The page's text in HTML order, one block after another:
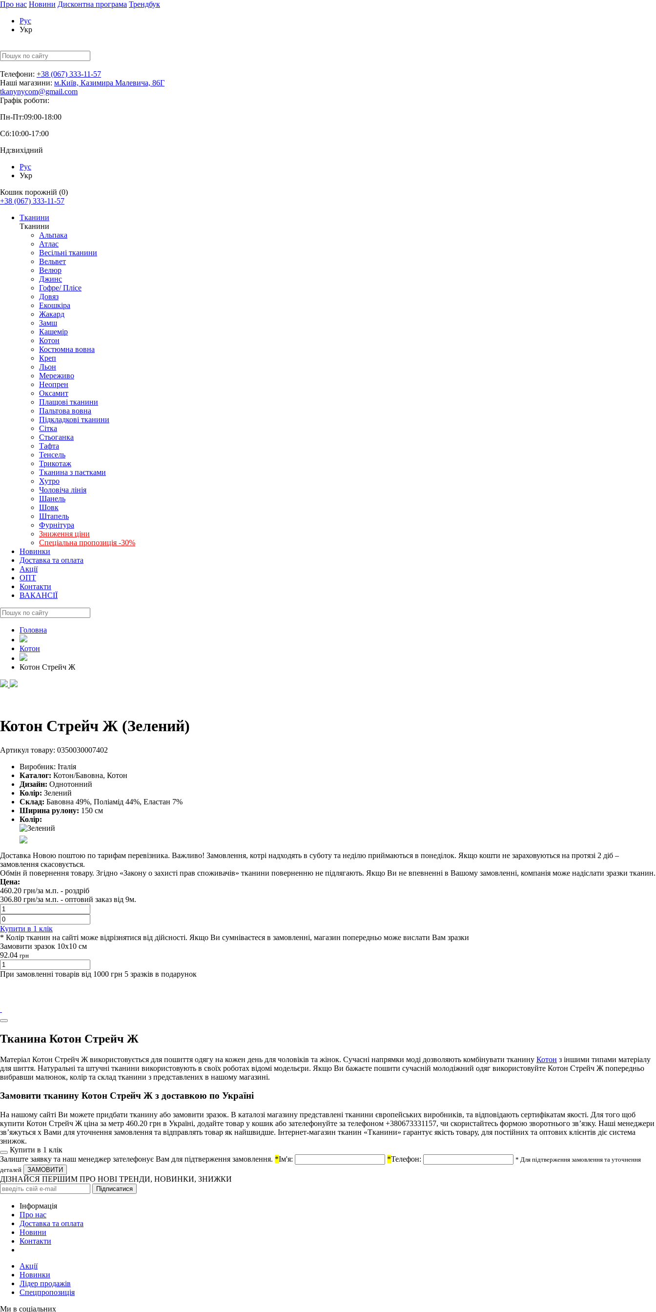
Про нас Новини Дисконтна програма Трендбук
Рус
Укр
Телефони: +38 (067) 333-11-57
Наші магазини: м.Київ, Казимира Малевича, 86Г
tkanynycom@gmail.com
Графік роботи:
Пн-Пт:09:00-18:00
Сб:10:00-17:00
Нд:вихідний
Рус
Укр
Кошик порожній (0)
+38 (067) 333-11-57
Тканини
Тканини
Альпака
Атлас
Весільні тканини
Вельвет
Велюр
Джинс
Гофре/ Плісе
Довяз
Екошкіра
Жакард
Замш
Кашемір
Котон
Костюмна вовна
Креп
Льон
Мереживо
Неопрен
Оксамит
Плащові тканини
Пальтова вовна
Підкладкові тканини
Сітка
Стьоганка
Тафта
Тенсель
Трикотаж
Тканина з паєтками
Хутро
Чоловіча лінія
Шанель
Шовк
Штапель
Фурнітура
Зниження ціни
Спеціальна пропозиція -30%
Новинки
Доставка та оплата
Акції
ОПТ
Контакти
ВАКАНСІЇ
Головна
Котон
Котон Стрейч Ж
Котон Стрейч Ж (Зелений)
Артикул товару: 0350030007402
Виробник: Італія
Каталог: Котон/Бавовна, Котон
Дизайн: Однотонний
Колір: Зелений
Склад: Бавовна 49%, Поліамід 44%, Еластан 7%
Ширина рулону: 150 см
Колір:
Доставка Новою поштою по тарифам перевізника. Важливо! Замовлення, котрі надходять в суботу та неділю приймаються в понеділок. Якщо кошти не зараховуються на протязі 2 діб –
замовлення скасовується.
Обмін й повернення товару. Згідно «Закону о захисті прав споживачів» тканини поверненню не підлягають. Якщо Ви не впевненні в Вашому замовленні, компанія може надіслати зразки тканин.
Цена:
460.20 грн/за м.п. - роздрiб
306.80 грн/за м.п. - оптовий заказ вiд 9м.
Купити в 1 клiк
* Колір тканин на сайті може відрізнятися від дійсності. Якщо Ви сумніваєтеся в замовленні, магазин попередньо може вислати Вам зразки
Замовити зразок 10х10 см
92.04 грн
При замовленні товарів від 1000 грн 5 зразків в подарунок
Тканина Котон Стрейч Ж
Матеріал Котон Стрейч Ж використовується для пошиття одягу на кожен день для чоловіків та жінок. Сучасні напрямки моді дозволяють комбінувати тканину Котон з іншими типами матеріалу
для шиття. Натуральні та штучні тканини використовують в своїх роботах відомі модельєри. Якщо Ви бажаєте пошити сучасній молодіжний одяг використовуйте Котон Стрейч Ж попередньо
вибравши малюнок, колір та склад тканини з представлених в нашому магазині.
Замовити тканину Котон Стрейч Ж з доставкою по Україні
На нашому сайті Ви можете придбати тканину або замовити зразок. В каталозі магазину представлені тканини європейських виробників, та відповідають сертифікатам якості. Для того щоб
купити Котон Стрейч Ж ціна за метр 460.20 грн в Україні, додайте товар у кошик або зателефонуйте за телефоном +380673331157, чи скористайтесь формою зворотнього зв’язку. Наші менеджери
зв’яжуться х Вами для уточнення замовлення та відправлять товар як найшвидше. Інтернет-магазин тканин «Тканини» гарантує якість товару, для постійних та оптових клієнтів діє система
знижок.
Купити в 1 клiк
Залиште заявку та наш менеджер зателефонує Вам для підтверження замовлення. *Ім'я: *Телефон:
* Для підтверження замовлення та уточнення
деталей
ДІЗНАЙСЯ ПЕРШИМ ПРО НОВІ ТРЕНДИ, НОВИНКИ, ЗНИЖКИ
Iнформація
Про нас
Доставка та оплата
Новини
Контакти
Акції
Новинки
Лідер продажів
Спецпропозиція
Ми в соціальних